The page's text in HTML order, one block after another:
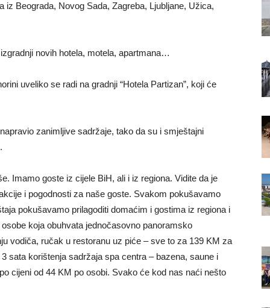
Beograda, Novog Sada, Zagreba, Ljubljane, Užica,
novih hotela, motela, apartmana…
uveliko se radi na gradnji “Hotela Partizan”, koji će
zanimljive sadržaje, tako da su i smještajni
Imamo goste iz cijele BiH, ali i iz regiona. Vidite da je
i pogodnosti za naše goste. Svakom pokušavamo
pokušavamo prilagoditi domaćim i gostima iz regiona i
koja obuhvata jednočasovno panoramsko
vodiča, ručak u restoranu uz piće – sve to za 139 KM za
sata korištenja sadržaja spa centra – bazena, saune i
cijeni od 44 KM po osobi. Svako će kod nas naći nešto